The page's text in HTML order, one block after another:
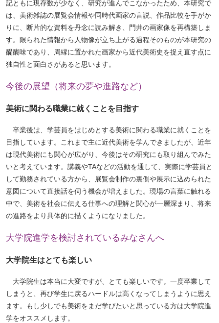
記ともに現存数が少なく、研究が進んでこなかったため、本研究で
は、美術雑誌の展覧会情報や同時代画家の言説、作品比較を手がか
りに、断片的な資料を丹念に読み解き、門井の画家像を再構築しま
す。限られた情報から人物像が立ち上がる過程そのものが本研究の
醍醐味であり、周縁に置かれた画家から近代美術史を捉え直す点に
独自性と面白さがあると思います。
今後の展望（将来の夢や進路など）
美術に関わる職業に就くことを目指す
卒業後は、学芸員をはじめとする美術に関わる職業に就くことを
目指しています。これまで主に近代美術を学んできましたが、近年
は現代美術にも関心が広がり、今後はその研究にも取り組んでみた
いと考えています。講義やTAなどの活動を通して、実際に学芸員と
して勤務されている方から、展覧会制作の裏側や展示に込められた
意図について直接話を伺う機会が増えました。現場の言葉に触れる
中で、美術を社会に伝える仕事への理解と関心が一層深まり、将来
の進路をより具体的に描くようになりました。
大学院進学を検討されているみなさんへ
大学院生はとても楽しい
大学院生は本当に大変ですが、とても楽しいです。一度卒業して
しまうと、再び学生に戻るハードルは高くなってしまうように思え
ます。もし少しでも美術をまだ学びたいと思っている方は大学院進
学をオススメします。
ペ
ー
ト
プ